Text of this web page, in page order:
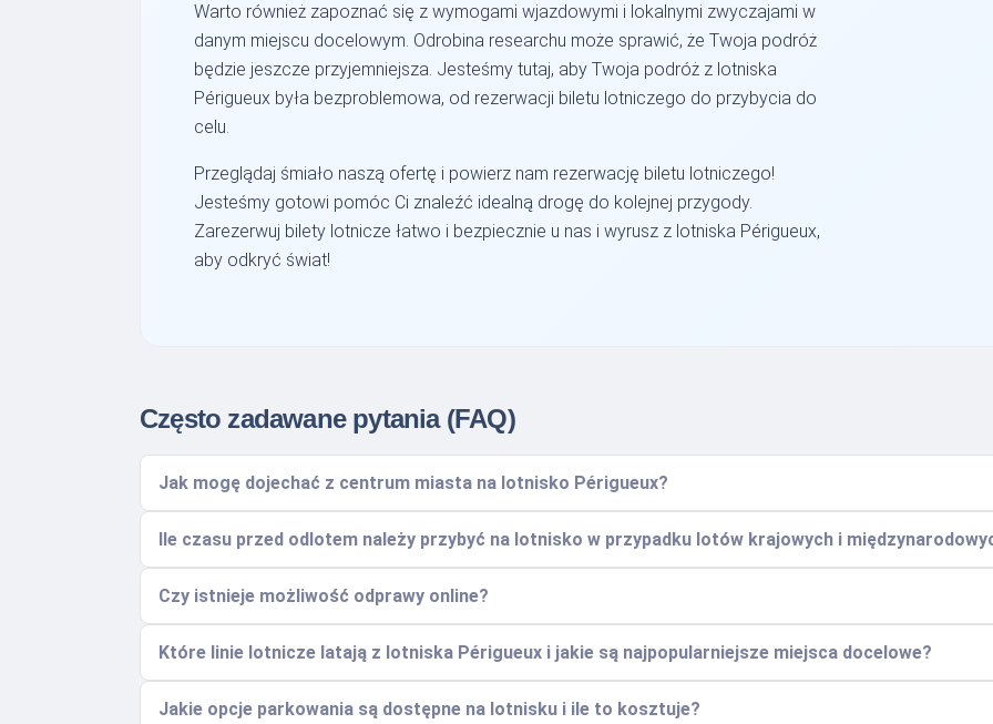
Warto również zapoznać się z wymogami wjazdowymi i lokalnymi zwyczajami w
danym miejscu docelowym. Odrobina researchu może sprawić, że Twoja podróż
będzie jeszcze przyjemniejsza. Jesteśmy tutaj, aby Twoja podróż z lotniska
Périgueux była bezproblemowa, od rezerwacji biletu lotniczego do przybycia do
celu.
Przeglądaj śmiało naszą ofertę i powierz nam rezerwację biletu lotniczego!
Jesteśmy gotowi pomóc Ci znaleźć idealną drogę do kolejnej przygody.
Zarezerwuj bilety lotnicze łatwo i bezpiecznie u nas i wyrusz z lotniska Périgueux,
aby odkryć świat!
Często zadawane pytania (FAQ)
Jak mogę dojechać z centrum miasta na lotnisko Périgueux?
Ile czasu przed odlotem należy przybyć na lotnisko w przypadku lotów krajowych i
Czy istnieje możliwość odprawy online?
Które linie lotnicze latają z lotniska Périgueux i jakie są najpopularniejsze miejsca docelowe?
Jakie opcje parkowania są dostępne na lotnisku i ile to kosztuje?